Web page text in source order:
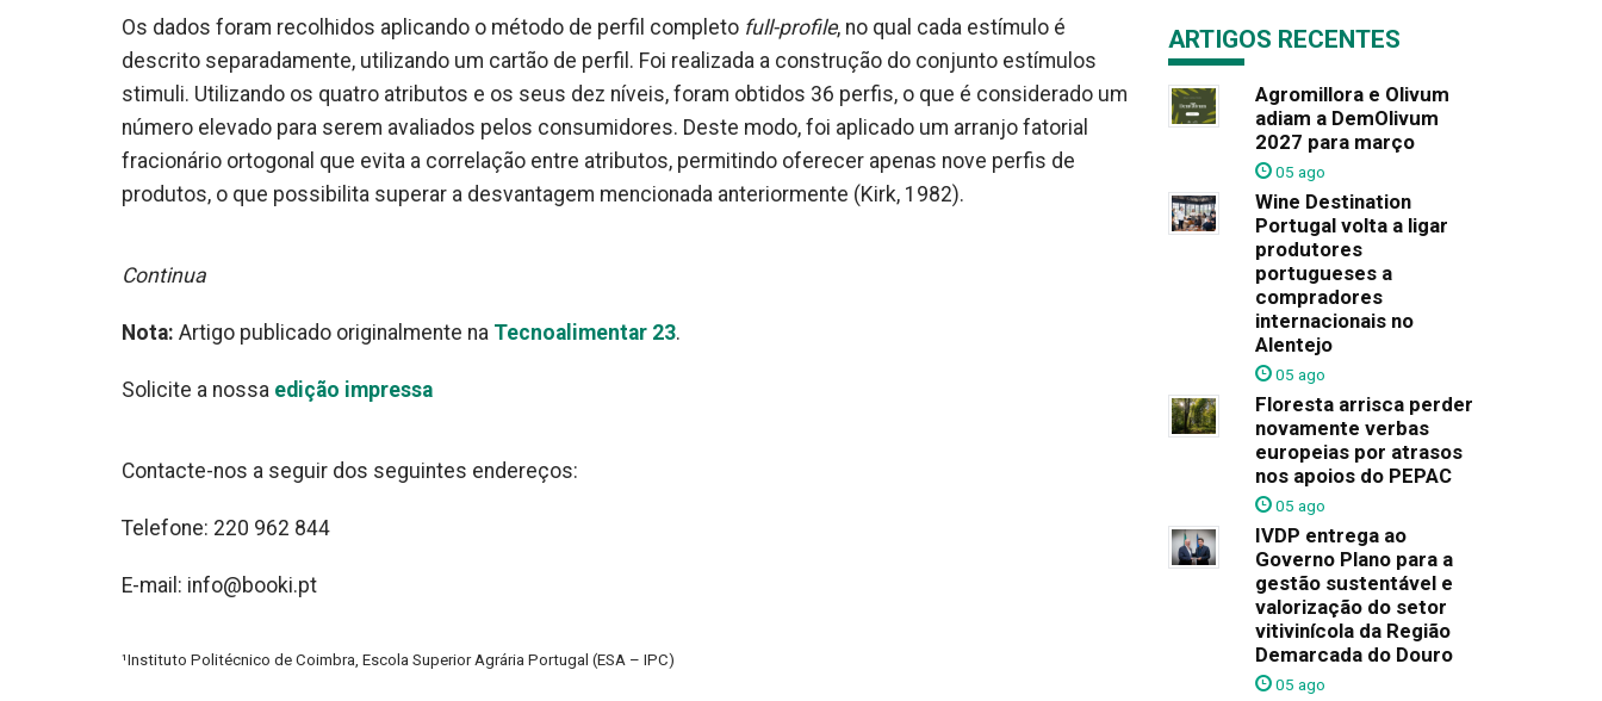
Os dados foram recolhidos aplicando o método de perfil completo full-profile, no qual cada estímulo é
descrito separadamente, utilizando um cartão de perfil. Foi realizada a construção do conjunto estímulos
stimuli. Utilizando os quatro atributos e os seus dez níveis, foram obtidos 36 perfis, o que é considerado um
número elevado para serem avaliados pelos consumidores. Deste modo, foi aplicado um arranjo fatorial
fracionário ortogonal que evita a correlação entre atributos, permitindo oferecer apenas nove perfis de
produtos, o que possibilita superar a desvantagem mencionada anteriormente (Kirk, 1982).
Continua
Nota: Artigo publicado originalmente na Tecnoalimentar 23.
Solicite a nossa edição impressa
Contacte-nos a seguir dos seguintes endereços:
Telefone: 220 962 844
E-mail: info@booki.pt
¹Instituto Politécnico de Coimbra, Escola Superior Agrária Portugal (ESA – IPC)
ARTIGOS RECENTES
Agromillora e Olivum
adiam a DemOlivum
2027 para março
05 ago
Wine Destination
Portugal volta a ligar
produtores
portugueses a
compradores
internacionais no
Alentejo
05 ago
Floresta arrisca perder
novamente verbas
europeias por atrasos
nos apoios do PEPAC
05 ago
IVDP entrega ao
Governo Plano para a
gestão sustentável e
valorização do setor
vitivinícola da Região
Demarcada do Douro
05 ago